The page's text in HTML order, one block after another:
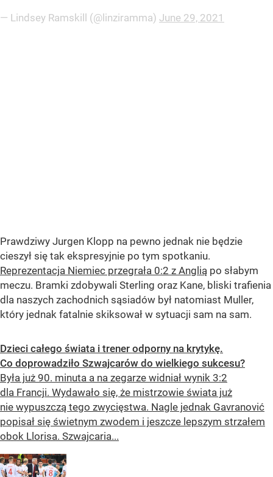
— Lindsey Ramskill (@linziramma) June 29, 2021
Prawdziwy Jurgen Klopp na pewno jednak nie będzie
cieszył się tak ekspresyjnie po tym spotkaniu.
Reprezentacja Niemiec przegrała 0:2 z Anglią po słabym
meczu. Bramki zdobywali Sterling oraz Kane, bliski trafienia
dla naszych zachodnich sąsiadów był natomiast Muller,
który jednak fatalnie skiksował w sytuacji sam na sam.
Dzieci całego świata i trener odporny na krytykę.
Co doprowadziło Szwajcarów do wielkiego sukcesu?
Była już 90. minuta a na zegarze widniał wynik 3:2
dla Francji. Wydawało się, że mistrzowie świata już
nie wypuszczą tego zwycięstwa. Nagle jednak Gavranović
popisał się świetnym zwodem i jeszcze lepszym strzałem
obok Llorisa. Szwajcaria...